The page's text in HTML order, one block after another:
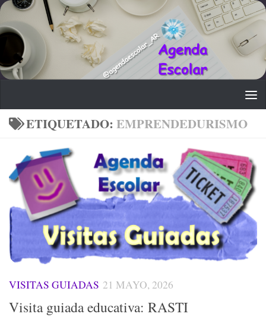
Saltar al contenido
ETIQUETADO: EMPRENDEDURISMO
VISITAS GUIADAS 21 MAYO, 2026
Visita guiada educativa: RASTI